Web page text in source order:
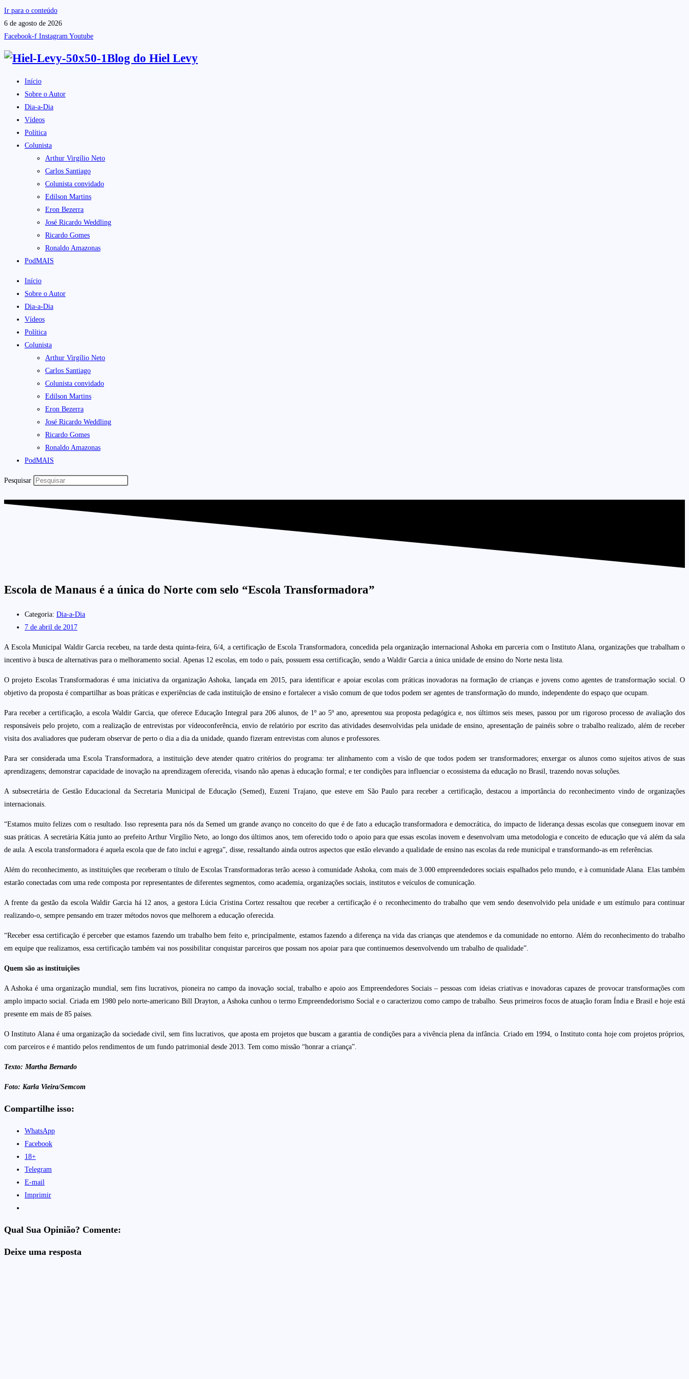
Ir para o conteúdo
6 de agosto de 2026
Facebook-f Instagram Youtube
Blog do Hiel Levy
Início
Sobre o Autor
Dia-a-Dia
Vídeos
Política
Colunista
Arthur Virgílio Neto
Carlos Santiago
Colunista convidado
Edilson Martins
Eron Bezerra
José Ricardo Weddling
Ricardo Gomes
Ronaldo Amazonas
PodMAIS
Início
Sobre o Autor
Dia-a-Dia
Vídeos
Política
Colunista
Arthur Virgílio Neto
Carlos Santiago
Colunista convidado
Edilson Martins
Eron Bezerra
José Ricardo Weddling
Ricardo Gomes
Ronaldo Amazonas
PodMAIS
Pesquisar
Escola de Manaus é a única do Norte com selo “Escola Transformadora”
Categoria: Dia-a-Dia
7 de abril de 2017
A Escola Municipal Waldir Garcia recebeu, na tarde desta quinta-feira, 6/4, a certificação de Escola Transformadora, concedida pela organização internacional Ashoka em parceria com o Instituto Alana, organizações que trabalham o
incentivo à busca de alternativas para o melhoramento social. Apenas 12 escolas, em todo o país, possuem essa certificação, sendo a Waldir Garcia a única unidade de ensino do Norte nesta lista.
O projeto Escolas Transformadoras é uma iniciativa da organização Ashoka, lançada em 2015, para identificar e apoiar escolas com práticas inovadoras na formação de crianças e jovens como agentes de transformação social. O
objetivo da proposta é compartilhar as boas práticas e experiências de cada instituição de ensino e fortalecer a visão comum de que todos podem ser agentes de transformação do mundo, independente do espaço que ocupam.
Para receber a certificação, a escola Waldir Garcia, que oferece Educação Integral para 206 alunos, de 1º ao 5º ano, apresentou sua proposta pedagógica e, nos últimos seis meses, passou por um rigoroso processo de avaliação dos
responsáveis pelo projeto, com a realização de entrevistas por vídeoconferência, envio de relatório por escrito das atividades desenvolvidas pela unidade de ensino, apresentação de painéis sobre o trabalho realizado, além de receber
visita dos avaliadores que puderam observar de perto o dia a dia da unidade, quando fizeram entrevistas com alunos e professores.
Para ser considerada uma Escola Transformadora, a instituição deve atender quatro critérios do programa: ter alinhamento com a visão de que todos podem ser transformadores; enxergar os alunos como sujeitos ativos de suas
aprendizagens; demonstrar capacidade de inovação na aprendizagem oferecida, visando não apenas à educação formal; e ter condições para influenciar o ecossistema da educação no Brasil, trazendo novas soluções.
A subsecretária de Gestão Educacional da Secretaria Municipal de Educação (Semed), Euzeni Trajano, que esteve em São Paulo para receber a certificação, destacou a importância do reconhecimento vindo de organizações
internacionais.
“Estamos muito felizes com o resultado. Isso representa para nós da Semed um grande avanço no conceito do que é de fato a educação transformadora e democrática, do impacto de liderança dessas escolas que conseguem inovar em
suas práticas. A secretária Kátia junto ao prefeito Arthur Virgílio Neto, ao longo dos últimos anos, tem oferecido todo o apoio para que essas escolas inovem e desenvolvam uma metodologia e conceito de educação que vá além da sala
de aula. A escola transformadora é aquela escola que de fato inclui e agrega”, disse, ressaltando ainda outros aspectos que estão elevando a qualidade de ensino nas escolas da rede municipal e transformando-as em referências.
Além do reconhecimento, as instituições que receberam o título de Escolas Transformadoras terão acesso à comunidade Ashoka, com mais de 3.000 empreendedores sociais espalhados pelo mundo, e à comunidade Alana. Elas também
estarão conectadas com uma rede composta por representantes de diferentes segmentos, como academia, organizações sociais, institutos e veículos de comunicação.
A frente da gestão da escola Waldir Garcia há 12 anos, a gestora Lúcia Cristina Cortez ressaltou que receber a certificação é o reconhecimento do trabalho que vem sendo desenvolvido pela unidade e um estímulo para continuar
realizando-o, sempre pensando em trazer métodos novos que melhorem a educação oferecida.
“Receber essa certificação é perceber que estamos fazendo um trabalho bem feito e, principalmente, estamos fazendo a diferença na vida das crianças que atendemos e da comunidade no entorno. Além do reconhecimento do trabalho
em equipe que realizamos, essa certificação também vai nos possibilitar conquistar parceiros que possam nos apoiar para que continuemos desenvolvendo um trabalho de qualidade”.
Quem são as instituições
A Ashoka é uma organização mundial, sem fins lucrativos, pioneira no campo da inovação social, trabalho e apoio aos Empreendedores Sociais – pessoas com ideias criativas e inovadoras capazes de provocar transformações com
amplo impacto social. Criada em 1980 pelo norte-americano Bill Drayton, a Ashoka cunhou o termo Empreendedorismo Social e o caracterizou como campo de trabalho. Seus primeiros focos de atuação foram Índia e Brasil e hoje está
presente em mais de 85 países.
O Instituto Alana é uma organização da sociedade civil, sem fins lucrativos, que aposta em projetos que buscam a garantia de condições para a vivência plena da infância. Criado em 1994, o Instituto conta hoje com projetos próprios,
com parceiros e é mantido pelos rendimentos de um fundo patrimonial desde 2013. Tem como missão “honrar a criança”.
Texto: Martha Bernardo
Foto: Karla Vieira/Semcom
Compartilhe isso:
WhatsApp
Facebook
18+
Telegram
E-mail
Imprimir
Qual Sua Opinião? Comente:
Deixe uma resposta